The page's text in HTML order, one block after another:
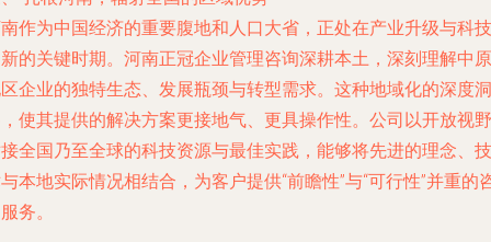
作为中国经济的重要腹地和人口大省，正处在产业升级与科技
的关键时期。河南正冠企业管理咨询深耕本土，深刻理解中原
企业的独特生态、发展瓶颈与转型需求。这种地域化的深度洞
使其提供的解决方案更接地气、更具操作性。公司以开放视野
全国乃至全球的科技资源与最佳实践，能够将先进的理念、技
本地实际情况相结合，为客户提供“前瞻性”与“可行性”并重的
务。